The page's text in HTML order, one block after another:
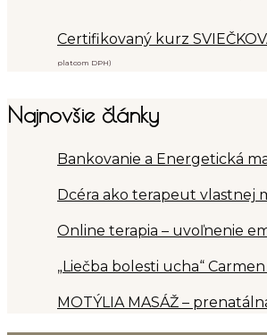
Certifikovaný kurz
platcom DPH)
Najnovšie články
Bankovanie a Energetická
Dcéra ako terapeut vlastnej
Online terapia – uvoľnenie
„Liečba bolesti ucha“
MOTÝLIA MASÁŽ –